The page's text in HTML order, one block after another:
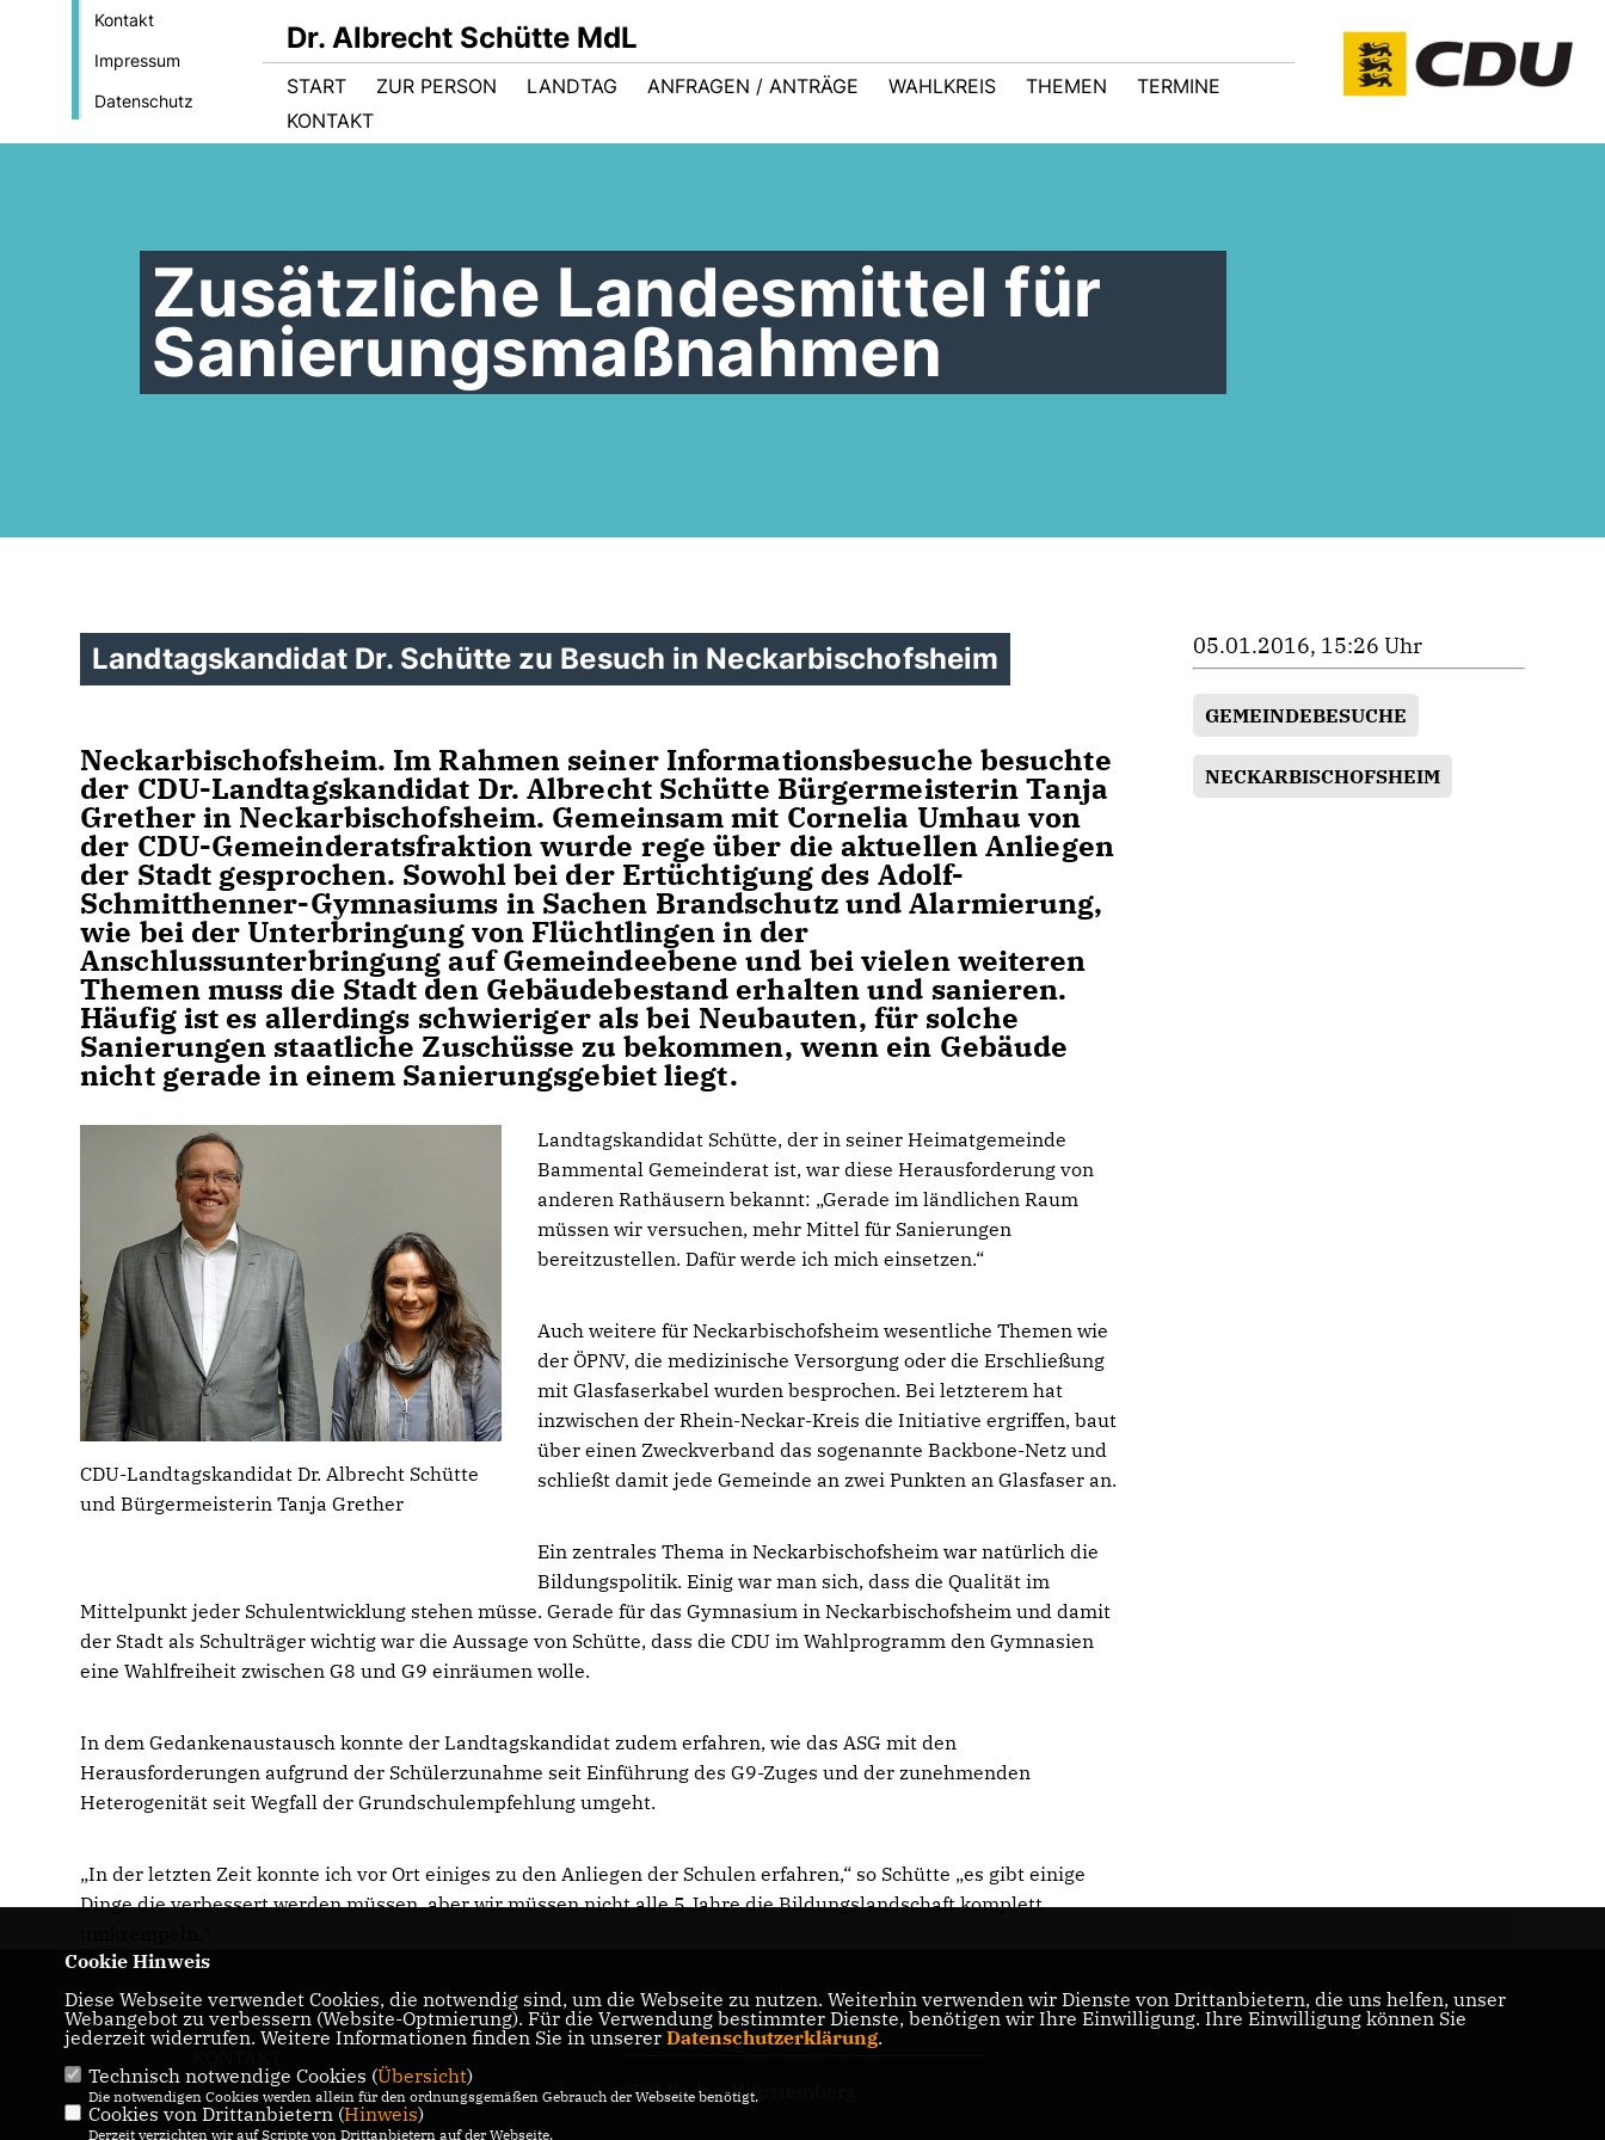
Kontakt
Impressum
Datenschutz
Dr. Albrecht Schütte MdL
START ZUR PERSON LANDTAG ANFRAGEN / ANTRÄGE WAHLKREIS THEMEN
TERMINE
KONTAKT
Zusätzliche Landesmittel für
Sanierungsmaßnahmen
Landtagskandidat Dr. Schütte zu Besuch in Neckarbischofsheim
Neckarbischofsheim. Im Rahmen seiner Informationsbesuche besuchte
der CDU-Landtagskandidat Dr. Albrecht Schütte Bürgermeisterin Tanja
Grether in Neckarbischofsheim. Gemeinsam mit Cornelia Umhau von
der CDU-Gemeinderatsfraktion wurde rege über die aktuellen Anliegen
der Stadt gesprochen. Sowohl bei der Ertüchtigung des Adolf-
Schmitthenner-Gymnasiums in Sachen Brandschutz und Alarmierung,
wie bei der Unterbringung von Flüchtlingen in der
Anschlussunterbringung auf Gemeindeebene und bei vielen weiteren
Themen muss die Stadt den Gebäudebestand erhalten und sanieren.
Häufig ist es allerdings schwieriger als bei Neubauten, für solche
Sanierungen staatliche Zuschüsse zu bekommen, wenn ein Gebäude
nicht gerade in einem Sanierungsgebiet liegt.
CDU-Landtagskandidat Dr. Albrecht Schütte
und Bürgermeisterin Tanja Grether
Landtagskandidat Schütte, der in seiner Heimatgemeinde
Bammental Gemeinderat ist, war diese Herausforderung von
anderen Rathäusern bekannt: „Gerade im ländlichen Raum
müssen wir versuchen, mehr Mittel für Sanierungen
bereitzustellen. Dafür werde ich mich einsetzen.“
Auch weitere für Neckarbischofsheim wesentliche Themen wie
der ÖPNV, die medizinische Versorgung oder die Erschließung
mit Glasfaserkabel wurden besprochen. Bei letzterem hat
inzwischen der Rhein-Neckar-Kreis die Initiative ergriffen, baut
über einen Zweckverband das sogenannte Backbone-Netz und
schließt damit jede Gemeinde an zwei Punkten an Glasfaser an.
Ein zentrales Thema in Neckarbischofsheim war natürlich die
Bildungspolitik. Einig war man sich, dass die Qualität im
Mittelpunkt jeder Schulentwicklung stehen müsse. Gerade für das Gymnasium in Neckarbischofsheim und damit
der Stadt als Schulträger wichtig war die Aussage von Schütte, dass die CDU im Wahlprogramm den Gymnasien
eine Wahlfreiheit zwischen G8 und G9 einräumen wolle.
In dem Gedankenaustausch konnte der Landtagskandidat zudem erfahren, wie das ASG mit den
Herausforderungen aufgrund der Schülerzunahme seit Einführung des G9-Zuges und der zunehmenden
Heterogenität seit Wegfall der Grundschulempfehlung umgeht.
In der letzten Zeit konnte ich vor Ort einiges zu den Anliegen der Schulen erfahren,“ so Schütte „es gibt einige
Dinge die verbessert werden müssen, aber wir müssen nicht alle 5 Jahre die Bildungslandschaft komplett
05.01.2016, 15:26 Uhr
GEMEINDEBESUCHE
NECKARBISCHOFSHEIM
IMPRESSUM
DATENSCHUTZ
CDU-Landtagsfraktion Baden-
Württemberg
CDU Baden-Württemberg
Cookie Hinweis
Diese Webseite verwendet Cookies, die notwendig sind, um die Webseite zu nutzen. Weiterhin verwenden wir Dienste von Drittanbietern, die uns helfen, unser
Webangebot zu verbessern (Website-Optmierung). Für die Verwendung bestimmter Dienste, benötigen wir Ihre Einwilligung. Ihre Einwilligung können Sie
jederzeit widerrufen. Weitere Informationen finden Sie in unserer Datenschutzerklärung.
Technisch notwendige Cookies (Übersicht)
Die notwendigen Cookies werden allein für den ordnungsgemäßen Gebrauch der Webseite benötigt.
Cookies von Drittanbietern (Hinweis)
Derzeit verzichten wir auf Scripte von Drittanbietern auf der Webseite.